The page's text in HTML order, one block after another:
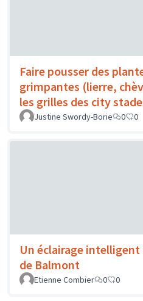
Faire pousser des
grimpantes (lierre,
les grilles des city
Justine Swordy-Borie 0 0
Un éclairage intelligent
de Balmont
Etienne Combier
0 0